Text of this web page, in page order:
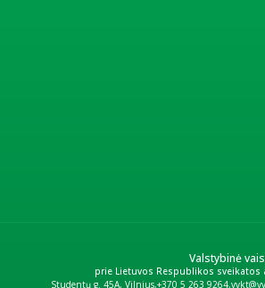
Valstybinė
prie Lietuvos Respublikos
Studentų g. 45A, Vilnius +370 5 263 9264